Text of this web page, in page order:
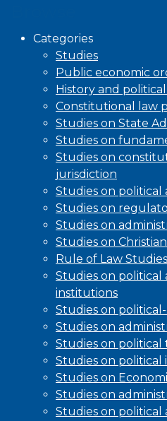
Categories
Studies
Public economic
History and
Constitutional law
Studies on State
Studies on
Studies on
jurisdiction
Studies on
Studies on
Studies on
Studies on
Rule of Law Studies
Studies on political
institutions
Studies on
Studies on
Studies on political
Studies on
Studies on
Studies on
Studies on political